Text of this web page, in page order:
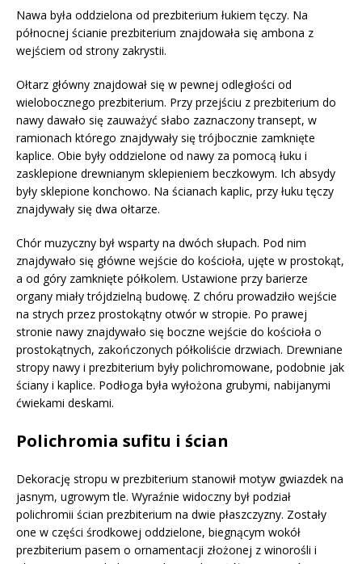
Nawa była oddzielona od prezbiterium łukiem tęczy. Na
północnej ścianie prezbiterium znajdowała się ambona z
wejściem od strony zakrystii.
Ołtarz główny znajdował się w pewnej odległości od
wielobocznego prezbiterium. Przy przejściu z prezbiterium do
nawy dawało się zauważyć słabo zaznaczony transept, w
ramionach którego znajdywały się trójbocznie zamknięte
kaplice. Obie były oddzielone od nawy za pomocą łuku i
zasklepione drewnianym sklepieniem beczkowym. Ich absydy
były sklepione konchowo. Na ścianach kaplic, przy łuku tęczy
znajdywały się dwa ołtarze.
Chór muzyczny był wsparty na dwóch słupach. Pod nim
znajdywało się główne wejście do kościoła, ujęte w prostokąt,
a od góry zamknięte półkolem. Ustawione przy barierze
organy miały trójdzielną budowę. Z chóru prowadziło wejście
na strych przez prostokątny otwór w stropie. Po prawej
stronie nawy znajdywało się boczne wejście do kościoła o
prostokątnych, zakończonych półkoliście drzwiach. Drewniane
stropy nawy i prezbiterium były polichromowane, podobnie jak
ściany i kaplice. Podłoga była wyłożona grubymi, nabijanymi
ćwiekami deskami.
Polichromia sufitu i ścian
Dekorację stropu w prezbiterium stanowił motyw gwiazdek na
jasnym, ugrowym tle. Wyraźnie widoczny był podział
polichromii ścian prezbiterium na dwie płaszczyzny. Zostały
one w części środkowej oddzielone, biegnącym wokół
prezbiterium pasem o ornamentacji złożonej z winorośli i